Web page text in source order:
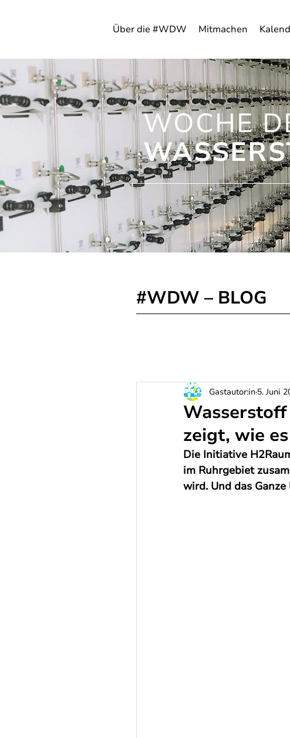
Über die #WDW Mitmachen
WOCHE
#WDW – BLOG
zeigt, wie
Gastautor:in 5. Juni
Die Initiative
im Ruhrgebiet
wird. Und das